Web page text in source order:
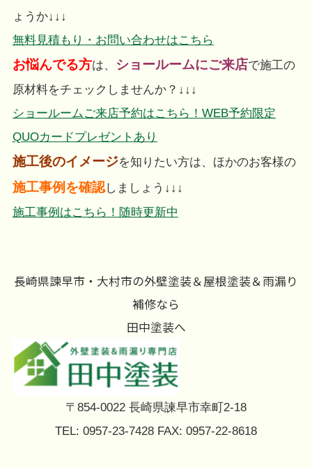
ょうか↓↓↓
無料見積もり・お問い合わせはこちら
お悩んでる方は、 ショールームにご来店で施工の
原材料をチェックしませんか？↓↓↓
ショールームご来店予約はこちら！WEB予約限定
QUOカードプレゼントあり
施工後のイメージを知りたい方は、ほかのお客様の
施工事例を確認しましょう↓↓↓
施工事例はこちら！随時更新中
長崎県諫早市・大村市の外壁塗装＆屋根塗装＆雨漏り
補修なら
田中塗装へ
〒854-0022 長崎県諫早市幸町2-18
TEL: 0957-23-7428 FAX: 0957-22-8618